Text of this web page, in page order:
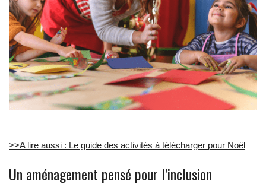
>>A lire aussi : Le guide des activités à télécharger pour Noël
Un aménagement pensé pour l’inclusion